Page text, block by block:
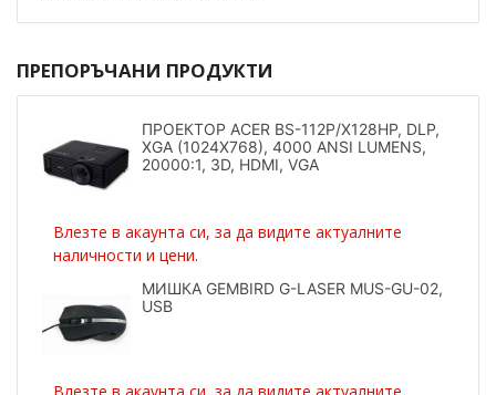
ПРЕПОРЪЧАНИ ПРОДУКТИ
ПРОЕКТОР ACER BS-112P/X128HP, DLP,
XGA (1024X768), 4000 ANSI LUMENS,
20000:1, 3D, HDMI, VGA
Влезте в акаунта си, за да видите актуалните
наличности и цени.
МИШКА GEMBIRD G-LASER MUS-GU-02,
USB
Влезте в акаунта си, за да видите актуалните